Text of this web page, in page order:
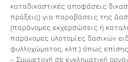
καταδικαστικές αποφάσεις
πράξεις) για παραβάσεις της
(παράνομες εκχερσώσεις ή
παράνομες υλοτομίες δασικών
φυλλοχώματος, κλπ.) όπως επίσης
– Συμμετοχή σε εγκληματική